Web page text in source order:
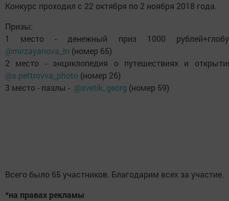
Конкурс проходил с 22 октября по 2 ноября 2018 года.
Призы:
1 место - денежный приз 1000
@mirzayanova_ln (номер 65)
2 место - энциклопедия о путешествиях и
@s.pettrovva_photo (номер 26)
3 место - пазлы - @svetik_georg (номер 59)
Всего было 65 участников. Благодарим всех за участие.
*на правах рекламы